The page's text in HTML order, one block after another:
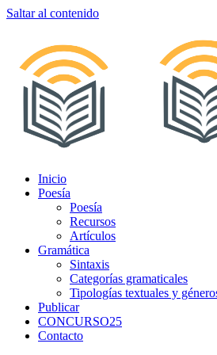
Saltar al contenido
Inicio
Poesía
Poesía
Recursos
Artículos
Gramática
Sintaxis
Categorías gramaticales
Tipologías textuales y
Publicar
CONCURSO25
Contacto